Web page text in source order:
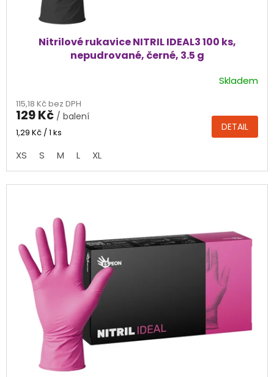
Nitrilové rukavice NITRIL IDEAL3 100 ks,
nepudrované, černé, 3.5 g
produktu
je
4,4
5
hvězdiček.
Skladem
115,18 Kč bez DPH
129 Kč / balení
Měrná
1,29 Kč / 1 ks DETAIL
XS S M L XL